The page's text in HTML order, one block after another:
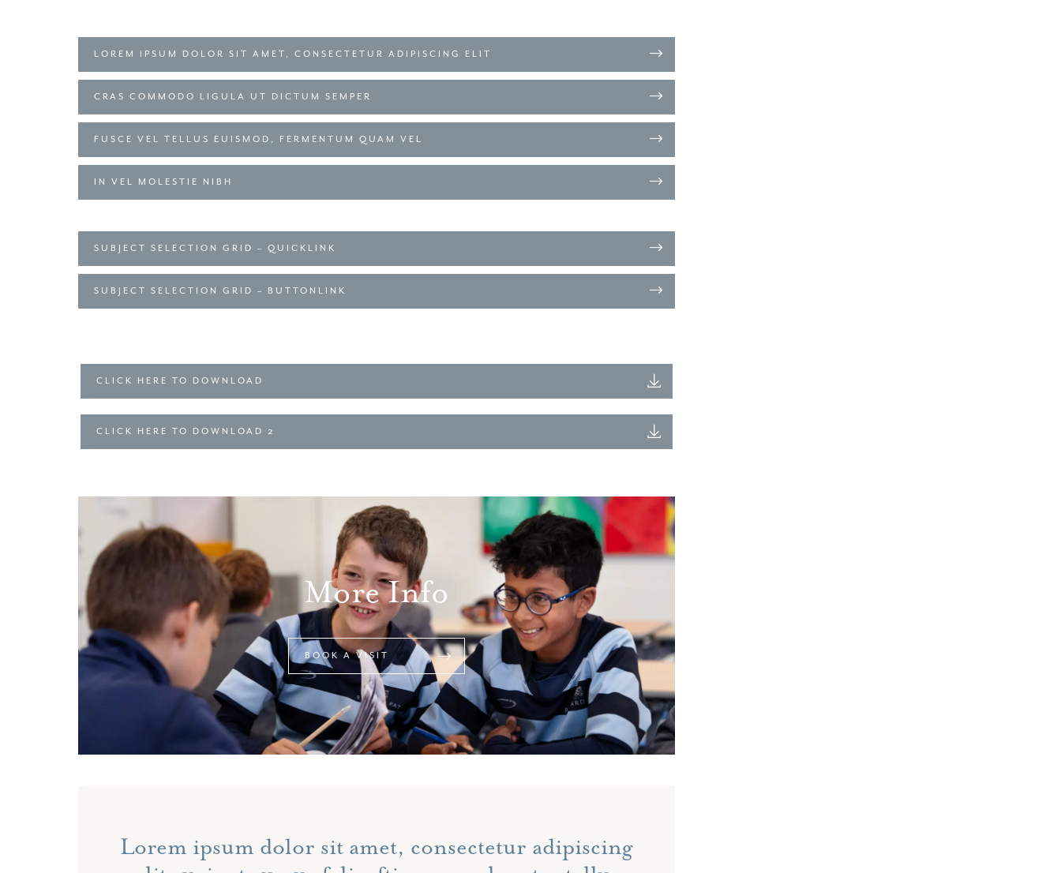
LOREM IPSUM DOLOR SIT AMET, CONSECTETUR ADIPISCING ELIT
CRAS COMMODO LIGULA UT DICTUM SEMPER
FUSCE VEL TELLUS EUISMOD, FERMENTUM QUAM VEL
IN VEL MOLESTIE NIBH
SUBJECT SELECTION GRID – QUICKLINK
SUBJECT SELECTION GRID – BUTTONLINK
CLICK HERE TO DOWNLOAD
CLICK HERE TO DOWNLOAD 2
More Info
BOOK A VISIT
Lorem ipsum dolor sit amet, consectetur adipiscing